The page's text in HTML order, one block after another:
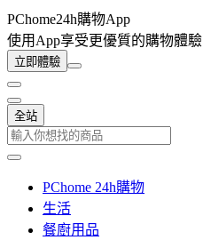
PChome24h購物App
使用App享受更優質的購物體驗
立即體驗
全站
PChome 24h購物
生活
餐廚用品